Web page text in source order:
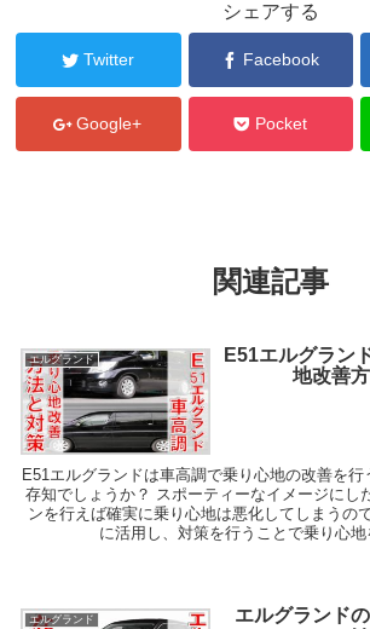
シェアする
Twitter Facebook
Google+ Pocket
関連記事
エルグランド
E51エルグラン
地改善
E51エルグランドは車高調で乗り心地の改善を
存知でしょうか？ スポーティーなイメージにし
ンを行えば確実に乗り心地は悪化してしまうの
に活用し、対策を行うことで乗り心
エルグランド
エルグランド